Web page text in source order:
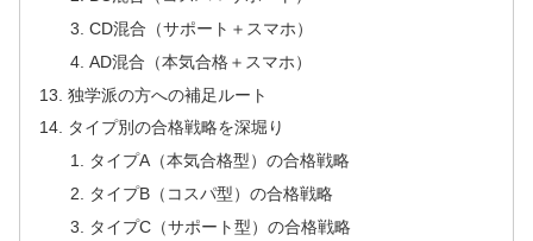
CD混合（サポート＋スマホ）
AD混合（本気合格＋スマホ）
独学派の方への補足ルート
タイプ別の合格戦略を深堀り
タイプA（本気合格型）の合格戦略
タイプB（コスパ型）の合格戦略
タイプC（サポート型）の合格戦略